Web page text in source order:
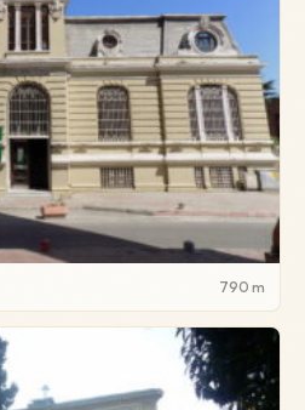
790 m